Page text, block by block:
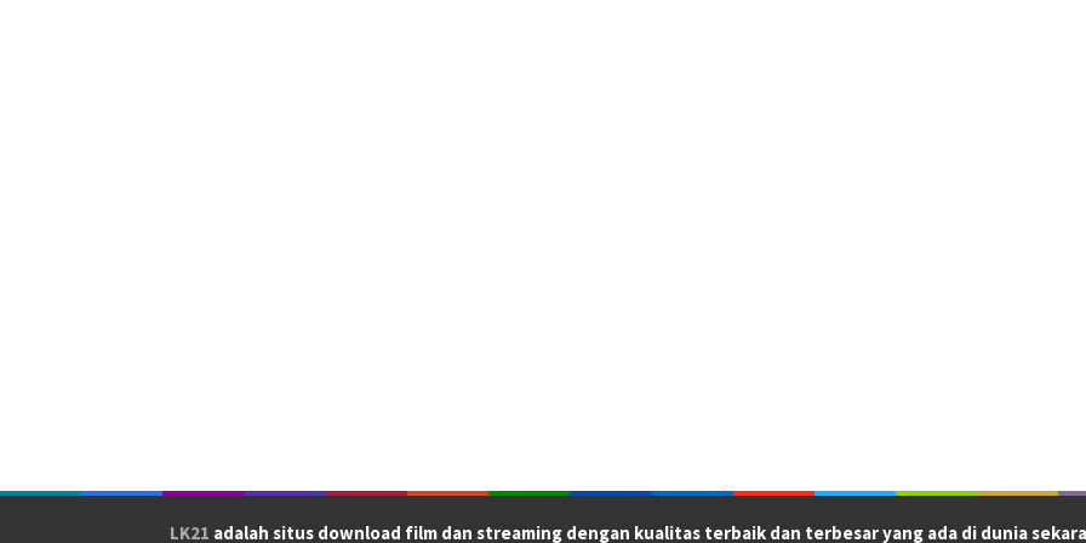
LK21 adalah situs download film dan streaming dengan kualitas terbaik dan terbesar yang ada di dunia